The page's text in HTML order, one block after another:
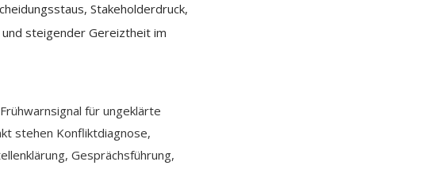
Stakeholderdruck,
steigender Gereiztheit im
für ungeklärte
stehen Konfliktdiagnose,
Gesprächsführung,